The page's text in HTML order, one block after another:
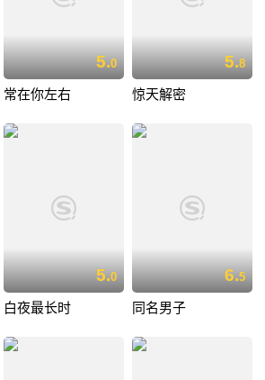
5.0
常在你左右
5.8
惊天解密
5.0
白夜最长时
6.5
同名男子